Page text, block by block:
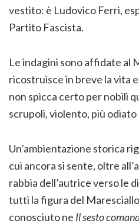
vestito: è Ludovico Ferri,
Partito Fascista.
Le indagini sono affidate al
ricostruisce in breve la vita
non spicca certo per nobili
scrupoli, violento, più
Un’ambientazione storica
cui ancora si sente, oltre
rabbia dell’autrice verso le
tutti la figura del
conosciuto ne Il sesto